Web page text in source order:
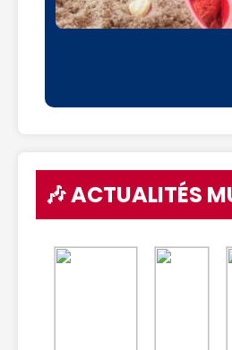
🎶 ACTUALITÉS